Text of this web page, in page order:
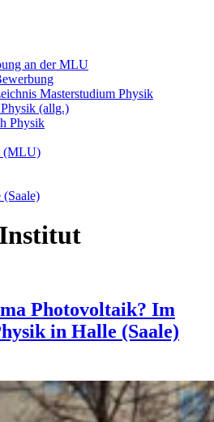
an der MLU
Masterstudium Physik
(allg.)
Physik
(MLU)
Institut
Photovoltaik? Im
in Halle (Saale)